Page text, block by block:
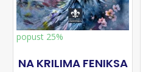
popust 25%
NA KRILIMA FENIKSA